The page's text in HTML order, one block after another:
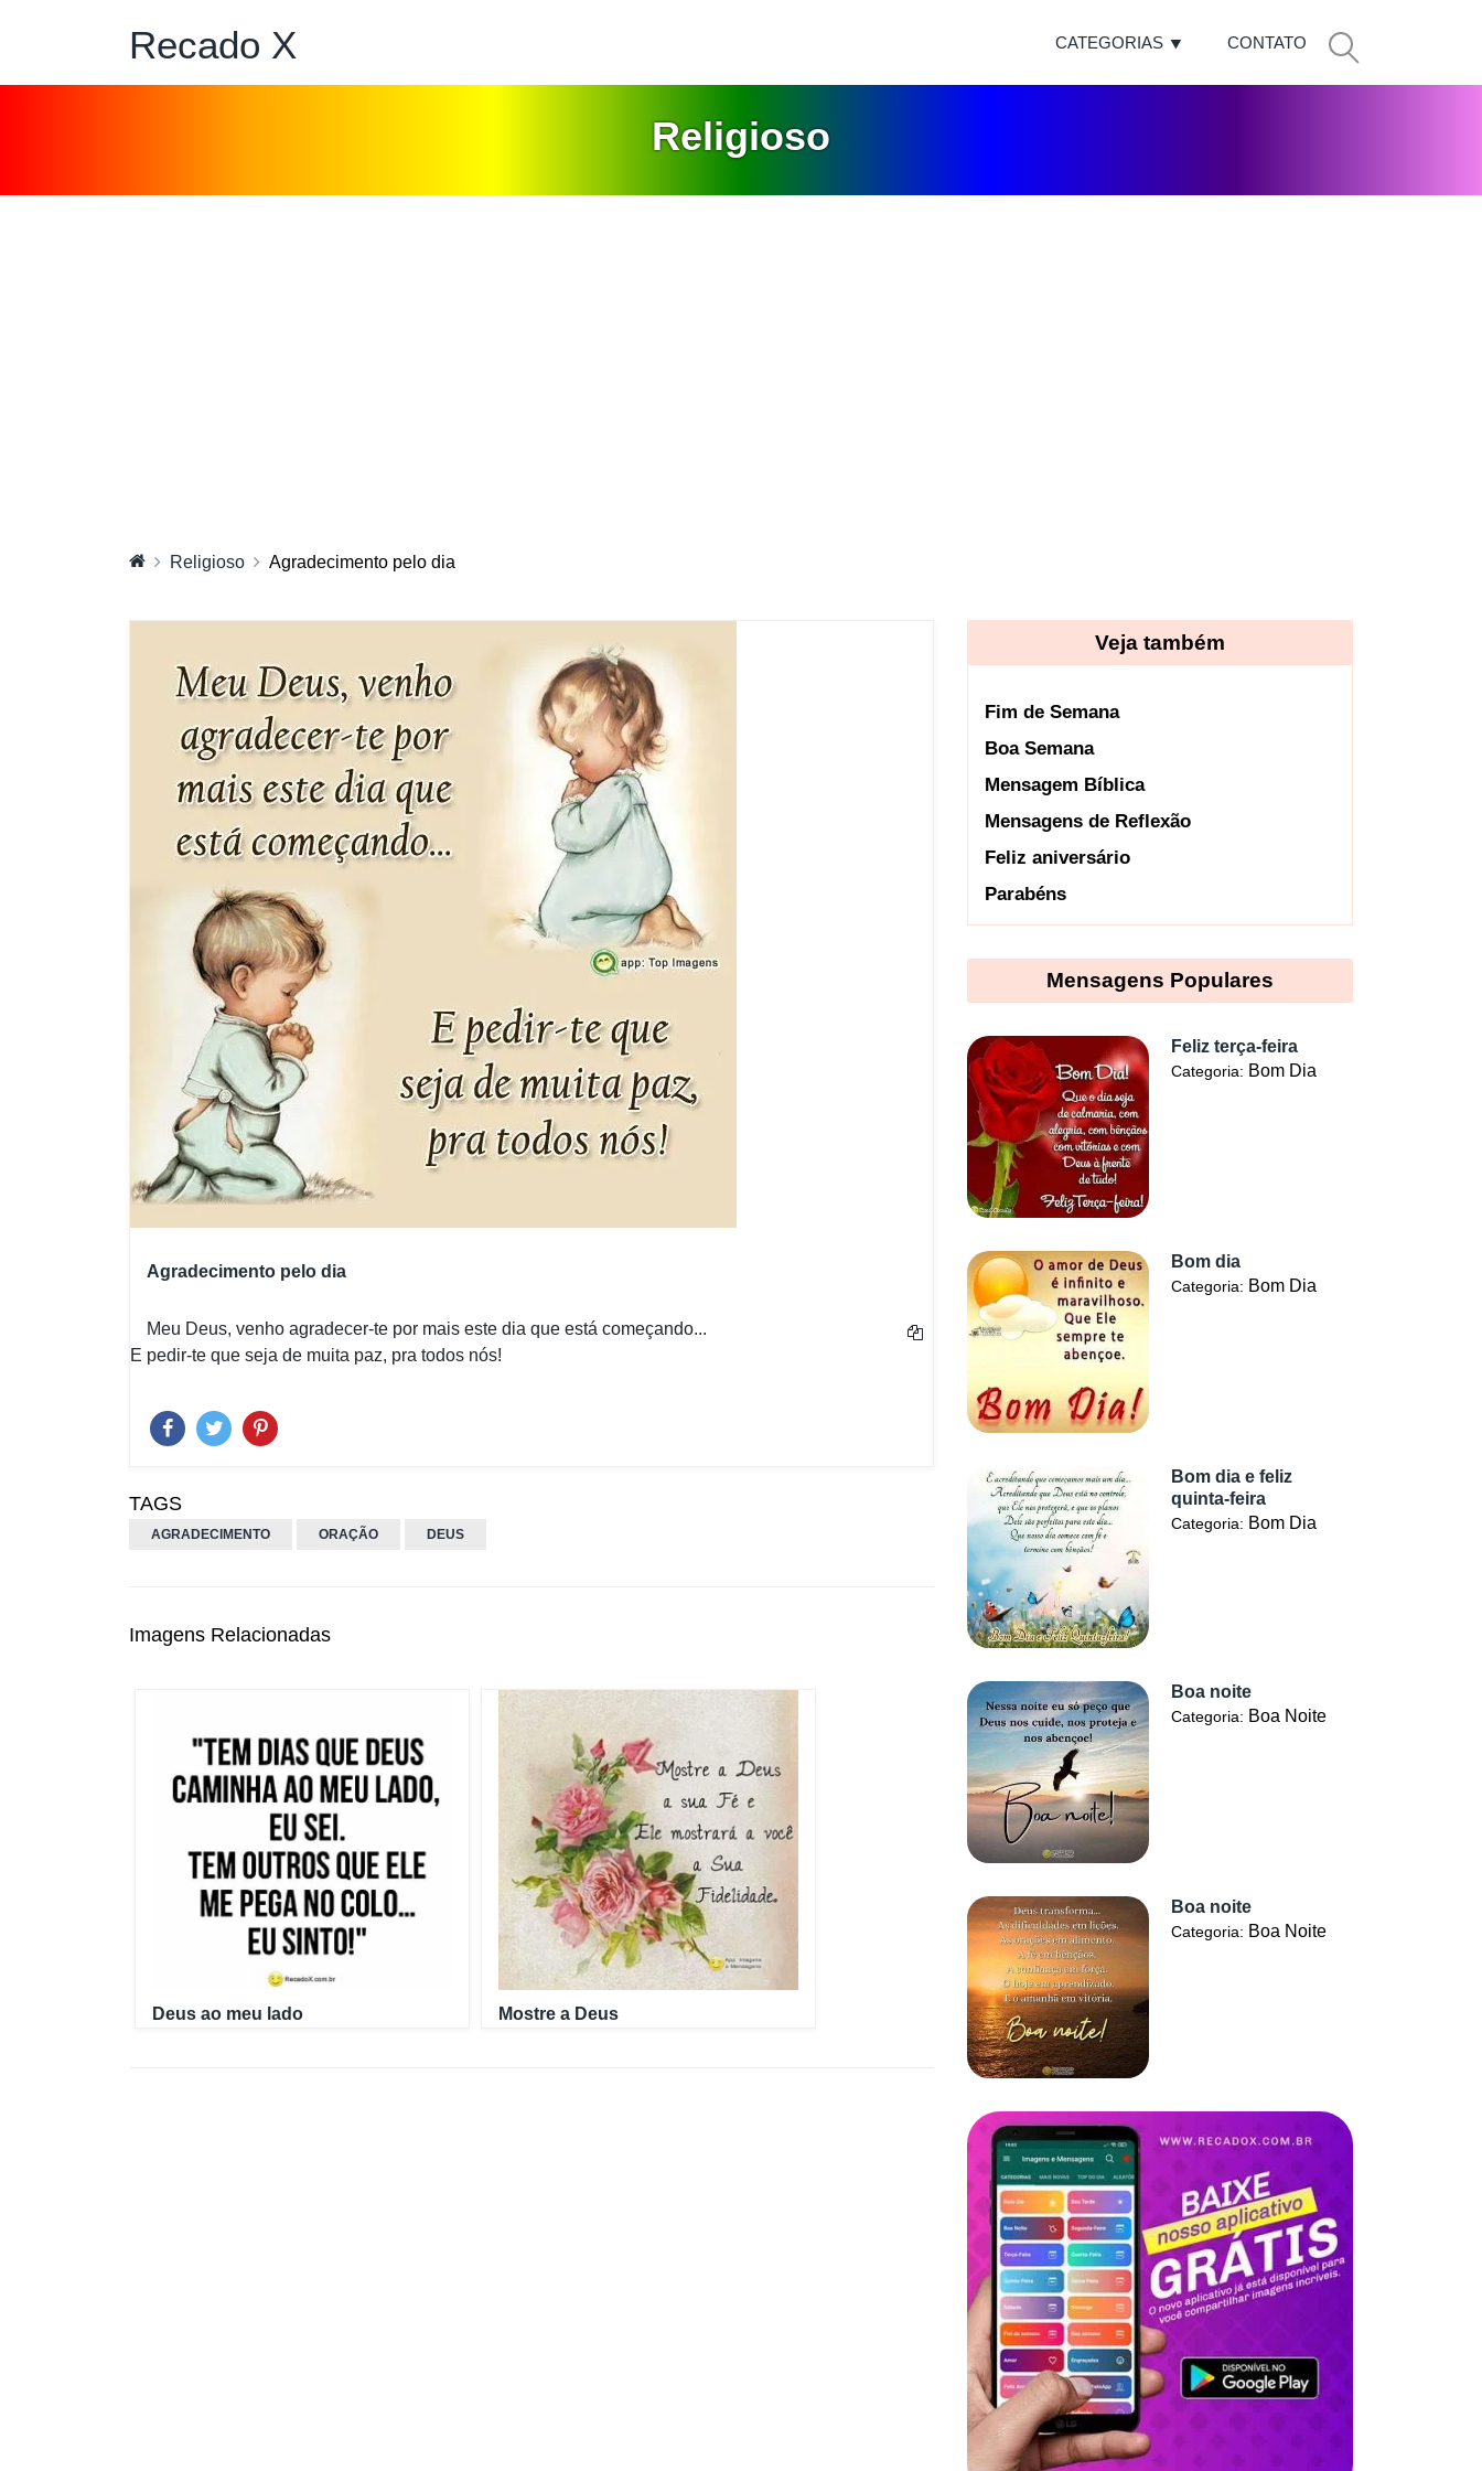
Recado X CATEGORIAS CONTATO
Religioso
Religioso Agradecimento pelo dia
Agradecimento pelo dia
Meu Deus, venho agradecer-te por mais este dia que está começando...
E pedir-te que seja de muita paz, pra todos nós!
TAGS
AGRADECIMENTO ORAÇÃO DEUS
Imagens Relacionadas
Deus ao meu lado Mostre a Deus
Veja também
Fim de Semana
Boa Semana
Mensagem Bíblica
Mensagens de Reflexão
Feliz aniversário
Parabéns
Mensagens Populares
Feliz terça-feira
Categoria: Bom Dia
Bom dia
Categoria: Bom Dia
Bom dia e feliz
quinta-feira
Categoria: Bom Dia
Boa noite
Categoria: Boa Noite
Boa noite
Categoria: Boa Noite